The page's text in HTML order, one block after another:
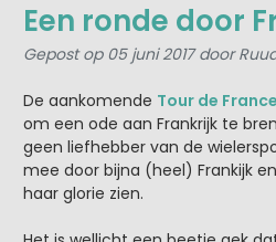
Een ronde door
Gepost op 05 juni 2017 door
De aankomende Tour de France
om een ode aan Frankrijk te
geen liefhebber van de
mee door bijna (heel) Frankijk
haar glorie zien.